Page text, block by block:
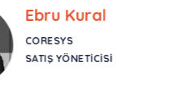
Ebru Kural
CORESYS
SATIŞ YÖNETICISI